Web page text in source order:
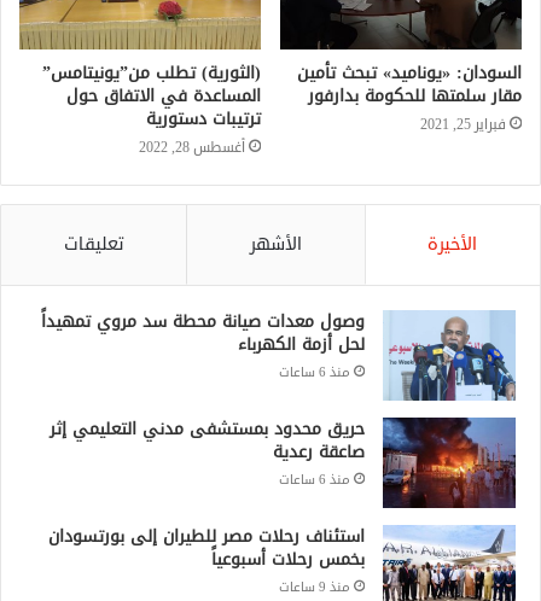
السودان: «يوناميد» تبحث تأمين
مقار سلمتها للحكومة بدارفور
فبراير 25, 2021
(الثورية) تطلب من”يونيتامس”
المساعدة في الاتفاق حول
ترتيبات دستورية
أغسطس 28, 2022
الأخيرة الأشهر تعليقات
وصول معدات صيانة محطة سد مروي تمهيداً
لحل أزمة الكهرباء
منذ 6 ساعات
حريق محدود بمستشفى مدني التعليمي إثر
صاعقة رعدية
منذ 6 ساعات
استئناف رحلات مصر للطيران إلى بورتسودان
بخمس رحلات أسبوعياً
منذ 9 ساعات